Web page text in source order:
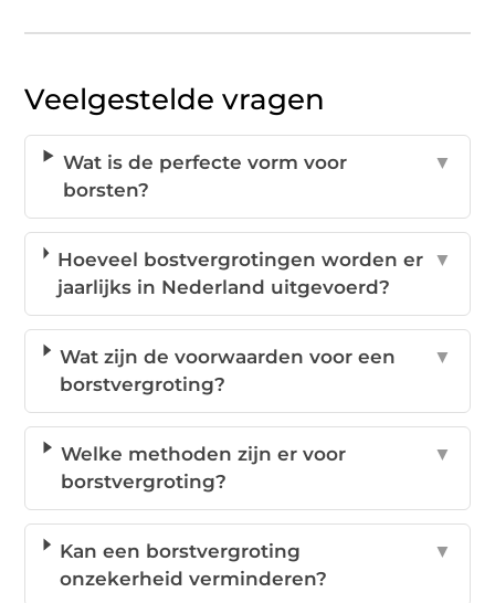
Veelgestelde vragen
Wat is de perfecte vorm voor
borsten?
▼
Hoeveel bostvergrotingen worden er
jaarlijks in Nederland uitgevoerd?
▼
Wat zijn de voorwaarden voor een
borstvergroting?
▼
Welke methoden zijn er voor
borstvergroting?
▼
Kan een borstvergroting
onzekerheid verminderen?
▼